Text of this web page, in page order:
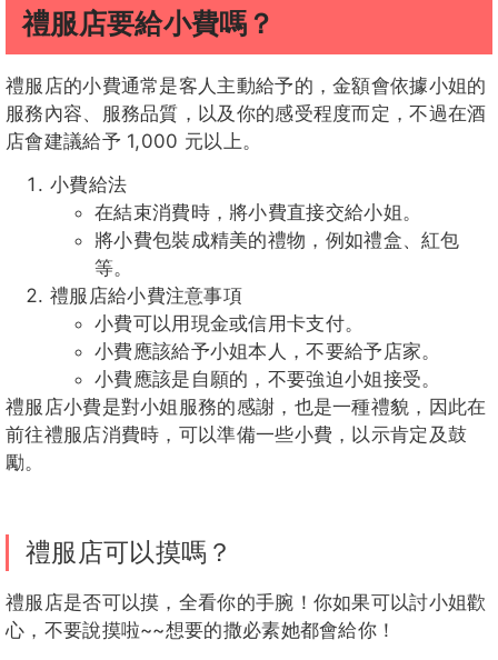
禮服店要給小費嗎？
禮服店的小費通常是客人主動給予的，金額會依據小姐的
服務內容、服務品質，以及你的感受程度而定，不過在酒
店會建議給予 1,000 元以上。
小費給法
在結束消費時，將小費直接交給小姐。
將小費包裝成精美的禮物，例如禮盒、紅包
等。
禮服店給小費注意事項
小費可以用現金或信用卡支付。
小費應該給予小姐本人，不要給予店家。
小費應該是自願的，不要強迫小姐接受。
禮服店小費是對小姐服務的感謝，也是一種禮貌，因此在
前往禮服店消費時，可以準備一些小費，以示肯定及鼓
勵。
禮服店可以摸嗎？
禮服店是否可以摸，全看你的手腕！你如果可以討小姐歡
心，不要說摸啦~~想要的撒必素她都會給你！